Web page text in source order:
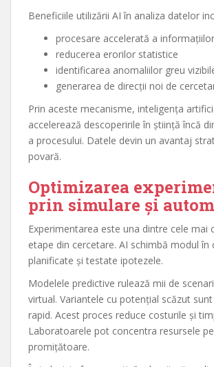
Beneficiile utilizării AI în analiza datelor
procesare accelerată a
reducerea erorilor statistice
identificarea anomaliilor greu
generarea de direcții noi de
Prin aceste mecanisme, inteligența
accelerează descoperirile în știință încă
a procesului. Datele devin un avantaj
povară.
Optimizarea
prin simulare și
Experimentarea este una dintre cele mai
etape din cercetare. AI schimbă modul în
planificate și testate ipotezele.
Modelele predictive rulează mii de
virtual. Variantele cu potențial scăzut
rapid. Acest proces reduce costurile și
Laboratoarele pot concentra resursele
promițătoare.